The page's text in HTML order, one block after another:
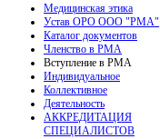
Медицинская этика
Устав ОРО ООО "РМА"
Каталог документов
Членство в РМА
Вступление в РМА
Индивидуальное
Коллективное
Деятельность
АККРЕДИТАЦИЯ
СПЕЦИАЛИСТОВ